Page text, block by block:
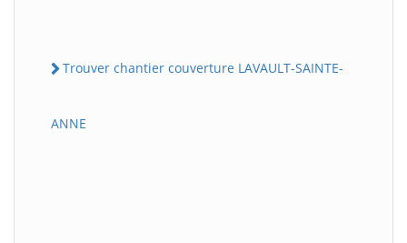
Trouver chantier couverture LAVAULT-SAINTE-
ANNE